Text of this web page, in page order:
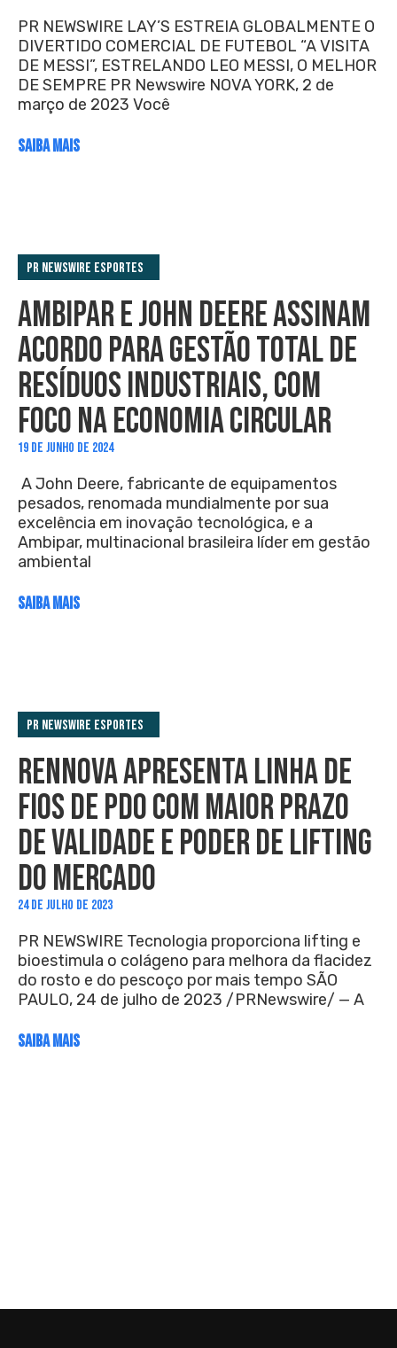
PR NEWSWIRE LAY’S ESTREIA GLOBALMENTE O
DIVERTIDO COMERCIAL DE FUTEBOL “A VISITA
DE MESSI”, ESTRELANDO LEO MESSI, O MELHOR
DE SEMPRE PR Newswire NOVA YORK, 2 de
março de 2023 Você
SAIBA MAIS
PR Newswire Esportes
AMBIPAR E JOHN DEERE ASSINAM
ACORDO PARA GESTÃO TOTAL DE
RESÍDUOS INDUSTRIAIS, COM
FOCO NA ECONOMIA CIRCULAR
19 DE JUNHO DE 2024
A John Deere, fabricante de equipamentos
pesados, renomada mundialmente por sua
excelência em inovação tecnológica, e a
Ambipar, multinacional brasileira líder em gestão
ambiental
SAIBA MAIS
PR Newswire Esportes
RENNOVA APRESENTA LINHA DE
FIOS DE PDO COM MAIOR PRAZO
DE VALIDADE E PODER DE LIFTING
DO MERCADO
24 DE JULHO DE 2023
PR NEWSWIRE Tecnologia proporciona lifting e
bioestimula o colágeno para melhora da flacidez
do rosto e do pescoço por mais tempo SÃO
PAULO, 24 de julho de 2023 /PRNewswire/ — A
SAIBA MAIS